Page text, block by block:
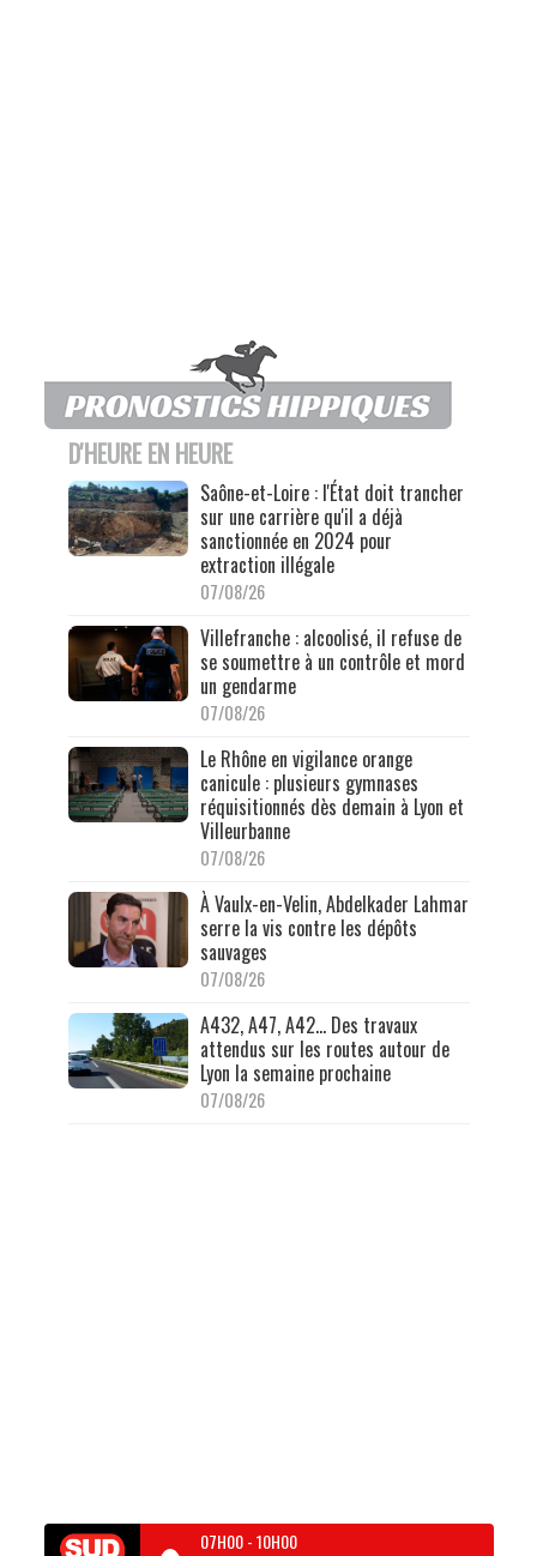
D'HEURE EN HEURE
Saône-et-Loire : l'État doit trancher
sur une carrière qu'il a déjà
sanctionnée en 2024 pour
extraction illégale
07/08/26
Villefranche : alcoolisé, il refuse de
se soumettre à un contrôle et mord
un gendarme
07/08/26
Le Rhône en vigilance orange
canicule : plusieurs gymnases
réquisitionnés dès demain à Lyon et
Villeurbanne
07/08/26
À Vaulx-en-Velin, Abdelkader Lahmar
serre la vis contre les dépôts
sauvages
07/08/26
A432, A47, A42… Des travaux
attendus sur les routes autour de
Lyon la semaine prochaine
07/08/26
07H00-10H00